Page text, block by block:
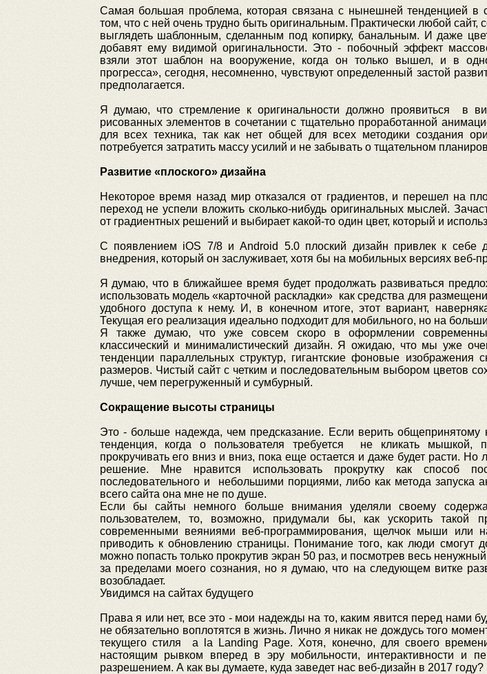
Самая большая проблема, которая связана с нынешней тенденцией в
том, что с ней очень трудно быть оригинальным. Практически любой сайт,
выглядеть шаблонным, сделанным под копирку, банальным. И даже
добавят ему видимой оригинальности. Это - побочный эффект
взяли этот шаблон на вооружение, когда он только вышел, и в
прогресса», сегодня, несомненно, чувствуют определенный застой
предполагается.
Я думаю, что стремление к оригинальности должно проявиться в
рисованных элементов в сочетании с тщательно проработанной
для всех техника, так как нет общей для всех методики создания
потребуется затратить массу усилий и не забывать о тщательном
Развитие «плоского» дизайна
Некоторое время назад мир отказался от градиентов, и перешел на
переход не успели вложить сколько-нибудь оригинальных мыслей.
от градиентных решений и выбирает какой-то один цвет, который и
С появлением iOS 7/8 и Android 5.0 плоский дизайн привлек к себе
внедрения, который он заслуживает, хотя бы на мобильных версиях веб-
Я думаю, что в ближайшее время будет продолжать развиваться
использовать модель «карточной раскладки» как средства для
удобного доступа к нему. И, в конечном итоге, этот вариант,
Текущая его реализация идеально подходит для мобильного, но на
Я также думаю, что уже совсем скоро в оформлении современных
классический и минималистический дизайн. Я ожидаю, что мы уже
тенденции параллельных структур, гигантские фоновые
размеров. Чистый сайт с четким и последовательным выбором цветов
лучше, чем перегруженный и сумбурный.
Сокращение высоты страницы
Это - больше надежда, чем предсказание. Если верить
тенденция, когда о пользователя требуется не кликать мышкой,
прокручивать его вниз и вниз, пока еще остается и даже будет расти.
решение. Мне нравится использовать прокрутку как способ
последовательного и небольшими порциями, либо как метода запуска
всего сайта она мне не по душе.
Если бы сайты немного больше внимания уделяли своему
пользователем, то, возможно, придумали бы, как ускорить такой
современными веяниями веб-программирования, щелчок мыши или
приводить к обновлению страницы. Понимание того, как люди смогут
можно попасть только прокрутив экран 50 раз, и посмотрев весь
за пределами моего сознания, но я думаю, что на следующем витке
возобладает.
Увидимся на сайтах будущего
Права я или нет, все это - мои надежды на то, каким явится перед нами
не обязательно воплотятся в жизнь. Лично я никак не дождусь того
текущего стиля a la Landing Page. Хотя, конечно, для своего
настоящим рывком вперед в эру мобильности, интерактивности и
разрешением. А как вы думаете, куда заведет нас веб-дизайн в 2017 году?